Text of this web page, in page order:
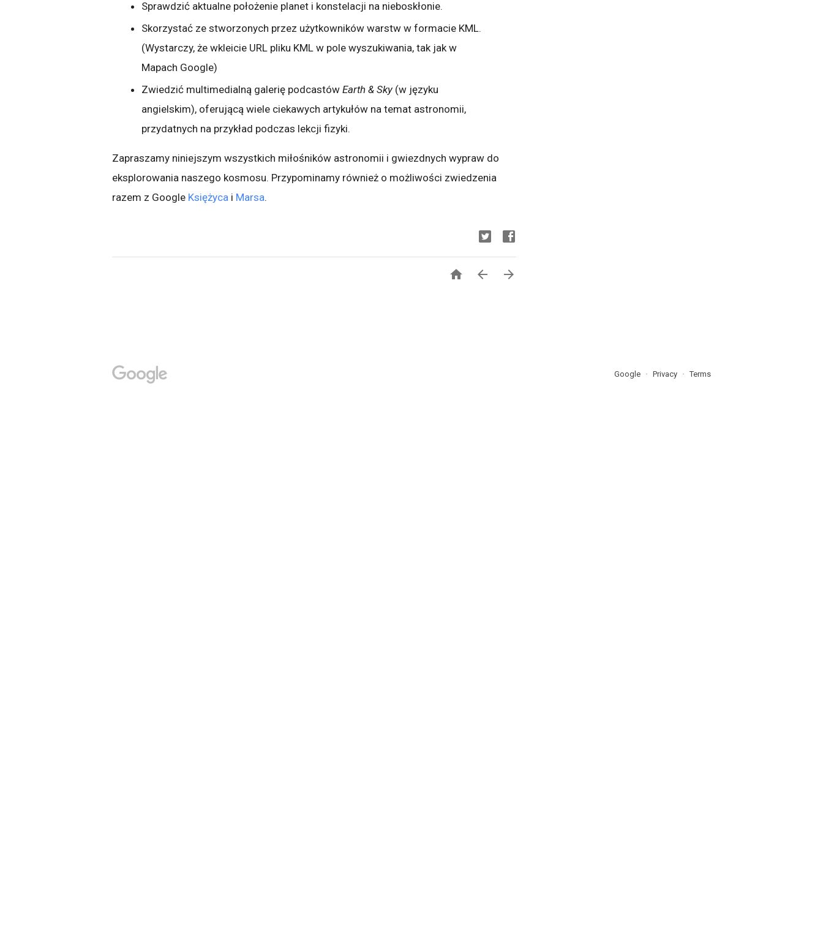
Sprawdzić aktualne położenie planet i konstelacji na nieboskłonie.
Skorzystać ze stworzonych przez użytkowników warstw w formacie KML.
(Wystarczy, że wkleicie URL pliku KML w pole wyszukiwania, tak jak w
Mapach Google)
Zwiedzić multimedialną galerię podcastów Earth & Sky (w języku
angielskim), oferującą wiele ciekawych artykułów na temat astronomii,
przydatnych na przykład podczas lekcji fizyki.
Zapraszamy niniejszym wszystkich miłośników astronomii i gwiezdnych wypraw do
eksplorowania naszego kosmosu. Przypominamy również o możliwości zwiedzenia
razem z Google Księżyca i Marsa.
  
Google Privacy Terms